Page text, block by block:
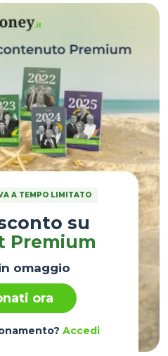
A TEMPO LIMITATO
su
Premium
omaggio
ora
Accedi